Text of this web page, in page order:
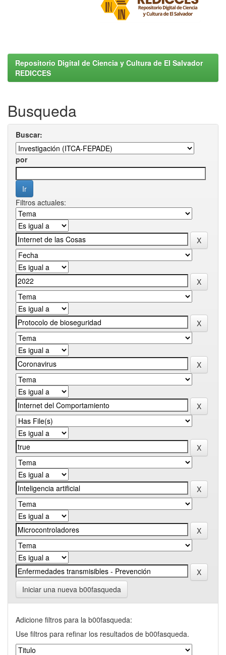
Repositorio Digital de Ciencia y Cultura de El Salvador
REDICCES
Busqueda
Buscar:
por
Filtros actuales:
Iniciar una nueva b00fasqueda
Adicione filtros para la b00fasqueda:
Use filtros para refinar los resultados de b00fasqueda.